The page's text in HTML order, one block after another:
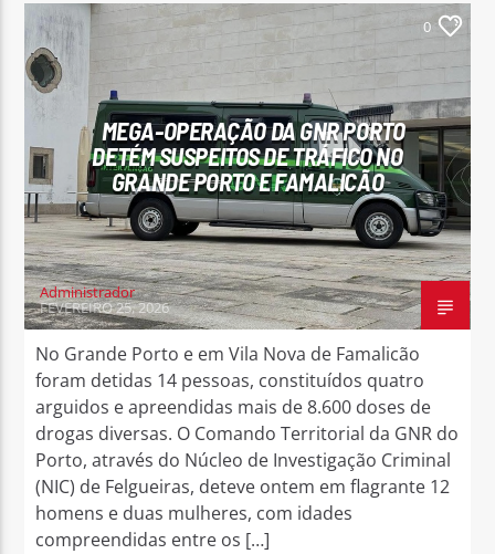
0
MEGA-OPERAÇÃO DA GNR PORTO
DETÉM SUSPEITOS DE TRÁFICO NO
GRANDE PORTO E FAMALICÃO
Administrador
FEVEREIRO 25, 2026
No Grande Porto e em Vila Nova de Famalicão
foram detidas 14 pessoas, constituídos quatro
arguidos e apreendidas mais de 8.600 doses de
drogas diversas. O Comando Territorial da GNR do
Porto, através do Núcleo de Investigação Criminal
(NIC) de Felgueiras, deteve ontem em flagrante 12
homens e duas mulheres, com idades
compreendidas entre os […]